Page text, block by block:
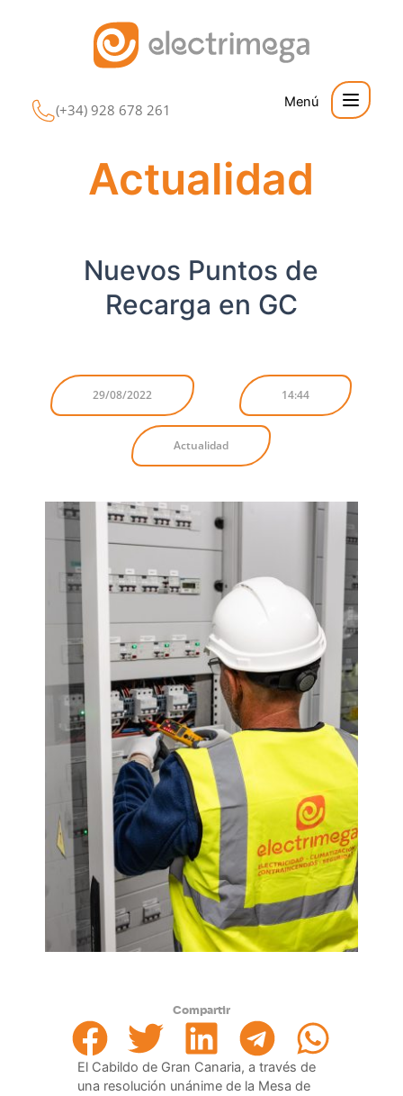
(+34) 928 678 261
Actualidad
Nuevos Puntos de
Recarga en GC
29/08/2022 14:44
Actualidad
Compartir
El Cabildo de Gran Canaria, a través de
una resolución unánime de la Mesa de